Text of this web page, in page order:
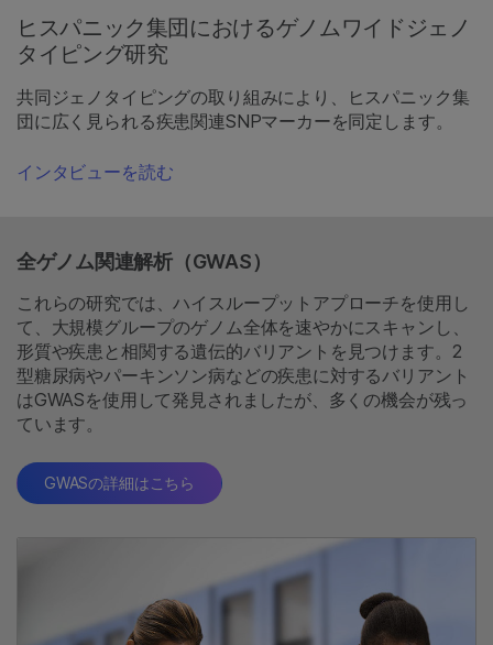
ヒスパニック集団におけるゲノムワイドジェノ
タイピング研究
共同ジェノタイピングの取り組みにより、ヒスパニック集
団に広く見られる疾患関連SNPマーカーを同定します。
インタビューを読む
全ゲノム関連解析（GWAS）
これらの研究では、ハイスループットアプローチを使用し
て、大規模グループのゲノム全体を速やかにスキャンし、
形質や疾患と相関する遺伝的バリアントを見つけます。2
型糖尿病やパーキンソン病などの疾患に対するバリアント
はGWASを使用して発見されましたが、多くの機会が残っ
ています。
GWASの詳細はこちら